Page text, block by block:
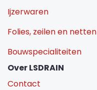
Ijzerwaren
Folies, zeilen en netten
Bouwspecialiteiten
Over LSDRAIN
Contact